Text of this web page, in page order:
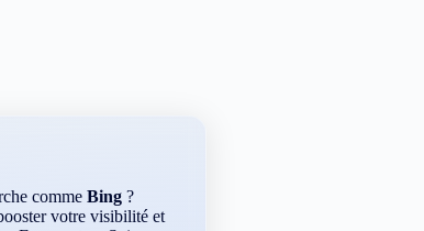
comme Bing ?
votre visibilité et